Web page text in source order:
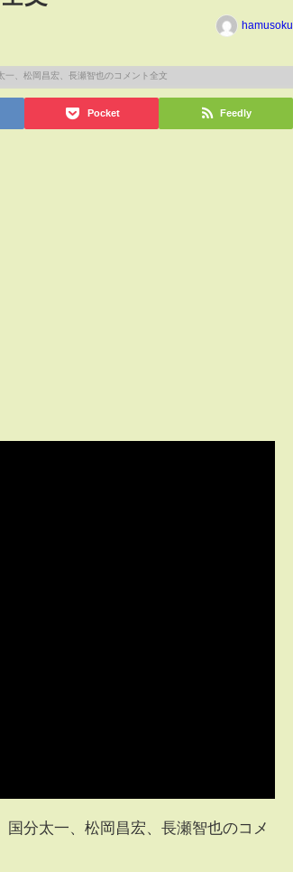
hamusoku
Pocket Feedly
分太一、松岡昌宏、長瀬智也のコメ